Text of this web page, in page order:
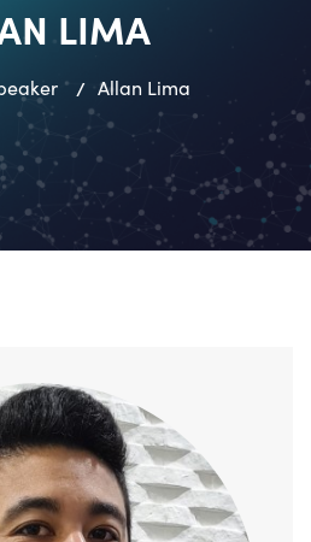
LIMA
/ Allan Lima